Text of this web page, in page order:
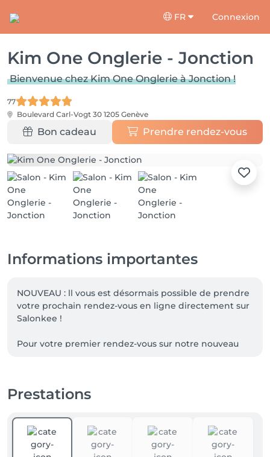
FR Connexion
Kim One Onglerie - Jonction
Bienvenue chez Kim One Onglerie à Jonction !
77
Boulevard Carl-Vogt 30 1205 Genève
Bon cadeau Prendre rendez-vous
Informations importantes
NOUVEAU : ll vous est désormais possible de prendre
votre prochain rendez-vous en ligne directement sur
Salonkee !
Pour votre premier rendez-vous sur notre nouveau
Prestations